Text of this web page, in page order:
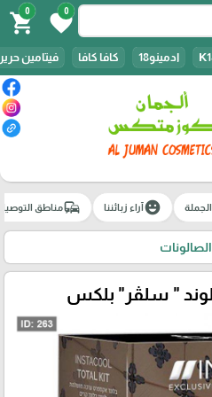
0
favorite
0
shopping_cart
ادمينو18 كافا كافا فيتامين حرير
emoji_emotionsآراء زبائننا commuteمناطق
" سلڤر" بلكس